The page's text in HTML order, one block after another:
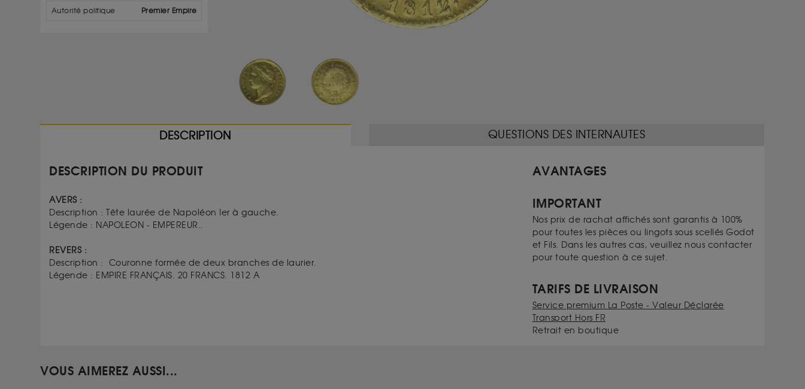
Autorité politique Premier Empire
DESCRIPTION QUESTIONS DES INTERNAUTES
DESCRIPTION DU PRODUIT
AVERS :
Description : Tête laurée de Napoléon Ier à gauche.
Légende : NAPOLEON - EMPEREUR..
REVERS :
Description :
Couronne formée de deux branches de laurier.
Légende : EMPIRE FRANÇAIS. 20 FRANCS. 1812 A
AVANTAGES
IMPORTANT
Nos prix de rachat affichés sont garantis à 100%
pour toutes les pièces ou lingots sous scellés Godot
et Fils. Dans les autres cas, veuillez nous contacter
pour toute question à ce sujet.
TARIFS DE LIVRAISON
Service premium La Poste - Valeur Déclarée
Transport Hors FR
Retrait en boutique
VOUS AIMEREZ AUSSI...